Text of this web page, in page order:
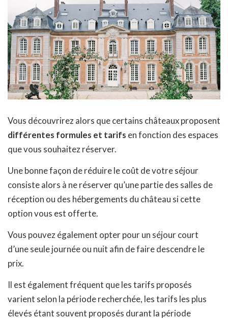
Vous découvrirez alors que certains châteaux proposent
différentes formules et tarifs en fonction des espaces
que vous souhaitez réserver.
Une bonne façon de réduire le coût de votre séjour
consiste alors à ne réserver qu’une partie des salles de
réception ou des hébergements du château si cette
option vous est offerte.
Vous pouvez également opter pour un séjour court
d’une seule journée ou nuit afin de faire descendre le
prix.
Il est également fréquent que les tarifs proposés
varient selon la période recherchée, les tarifs les plus
élevés étant souvent proposés durant la période